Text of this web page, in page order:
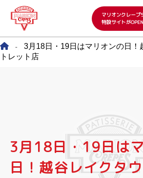
マリオンクレープ
特設サイトが
-
3月18日・19日はマリオンの日！
トレット店
3月18日・19日は
日！越谷レイクタ